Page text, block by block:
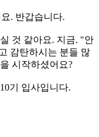
. 반갑습니다.
것 같아요. 지금. "안
감탄하시는 분들 많
시작하셨어요?
기 입사입니다.